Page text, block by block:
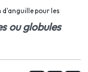
d'anguille pour les
ou globules